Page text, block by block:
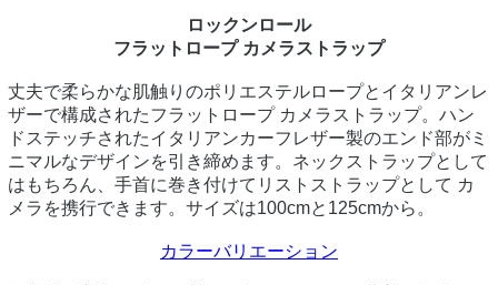
ロックンロール
フラットロープ カメラストラップ
丈夫で柔らかな肌触りのポリエステルロープとイタリアンレ
ザーで構成されたフラットロープ カメラストラップ。ハン
ドステッチされたイタリアンカーフレザー製のエンド部がミ
ニマルなデザインを引き締めます。ネックストラップとして
はもちろん、手首に巻き付けてリストストラップとして カ
メラを携行できます。サイズは100cmと125cmから。
カラーバリエーション